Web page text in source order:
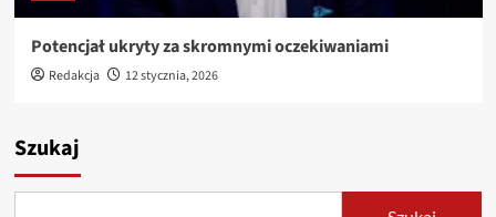
Potencjał ukryty za skromnymi oczekiwaniami
Redakcja 12 stycznia, 2026
Szukaj